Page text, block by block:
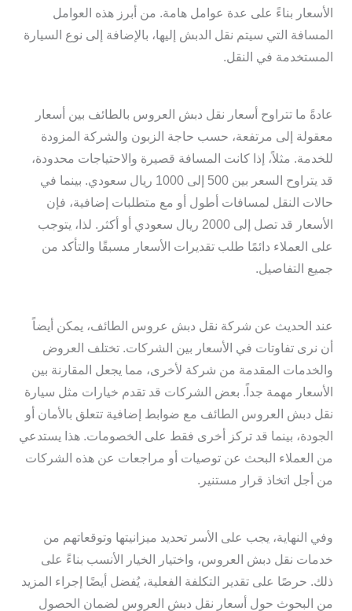
الأسعار بناءً على عدة عوامل هامة. من أبرز هذه العوامل
المسافة التي سيتم نقل الدبش إليها، بالإضافة إلى نوع السيارة
المستخدمة في النقل.
عادةً ما تتراوح أسعار نقل دبش العروس بالطائف بين أسعار
معقولة إلى مرتفعة، حسب حاجة الزبون والشركة المزودة
للخدمة. مثلاً، إذا كانت المسافة قصيرة والاحتياجات محدودة،
قد يتراوح السعر بين 500 إلى 1000 ريال سعودي. بينما في
حالات النقل لمسافات أطول أو مع متطلبات إضافية، فإن
الأسعار قد تصل إلى 2000 ريال سعودي أو أكثر. لذا، يتوجب
على العملاء دائمًا طلب تقديرات الأسعار مسبقًا والتأكد من
جميع التفاصيل.
عند الحديث عن شركة نقل دبش عروس الطائف، يمكن أيضاً
أن نرى تفاوتات في الأسعار بين الشركات. تختلف العروض
والخدمات المقدمة من شركة لأخرى، مما يجعل المقارنة بين
الأسعار مهمة جداً. بعض الشركات قد تقدم خيارات مثل سيارة
نقل دبش العروس الطائف مع ضوابط إضافية تتعلق بالأمان أو
الجودة، بينما قد تركز أخرى فقط على الخصومات. هذا يستدعي
من العملاء البحث عن توصيات أو مراجعات عن هذه الشركات
من أجل اتخاذ قرار مستنير.
وفي النهاية، يجب على الأسر تحديد ميزانيتها وتوقعاتهم من
خدمات نقل دبش العروس، واختيار الخيار الأنسب بناءً على
ذلك. حرصًا على تقدير التكلفة الفعلية، يُفضل أيضًا إجراء المزيد
من البحوث حول أسعار نقل دبش العروس لضمان الحصول